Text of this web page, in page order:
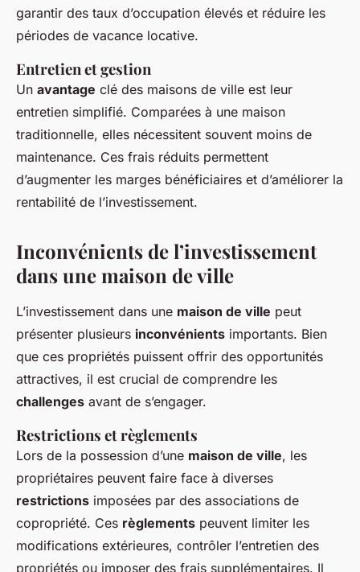
garantir des taux d’occupation élevés et réduire les
périodes de vacance locative.
Entretien et gestion
Un avantage clé des maisons de ville est leur
entretien simplifié. Comparées à une maison
traditionnelle, elles nécessitent souvent moins de
maintenance. Ces frais réduits permettent
d’augmenter les marges bénéficiaires et d’améliorer la
rentabilité de l’investissement.
Inconvénients de l’investissement
dans une maison de ville
L’investissement dans une maison de ville peut
présenter plusieurs inconvénients importants. Bien
que ces propriétés puissent offrir des opportunités
attractives, il est crucial de comprendre les
challenges avant de s’engager.
Restrictions et règlements
Lors de la possession d’une maison de ville, les
propriétaires peuvent faire face à diverses
restrictions imposées par des associations de
copropriété. Ces règlements peuvent limiter les
modifications extérieures, contrôler l’entretien des
propriétés ou imposer des frais supplémentaires. Il